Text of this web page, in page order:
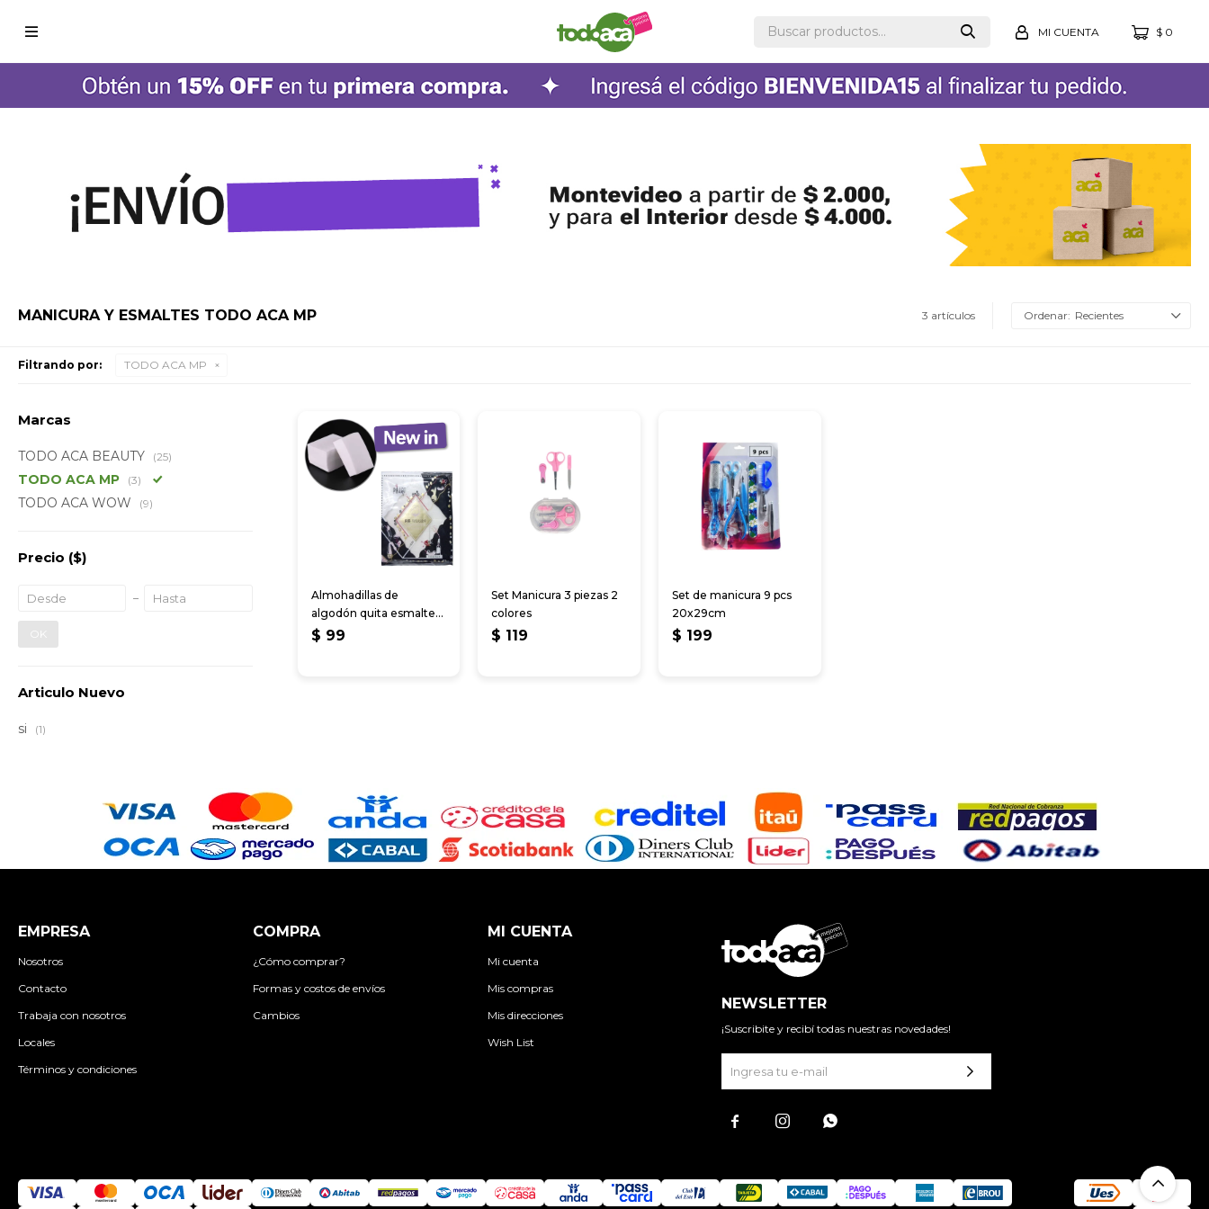
$ 0

MANICURA Y ESMALTES TODO ACA MP 3 artículos Recientes
Filtrando por: TODO ACA MP
Almohadillas de
algodón quita esmalte
de uñas
$ 99
Set Manicura 3 piezas 2
colores
$ 119
Set de manicura 9 pcs
20x29cm
$ 199
Marcas
TODO ACA BEAUTY (25)
TODO ACA MP (3)
TODO ACA WOW (9)
Precio ($)
OK
Articulo Nuevo
si (1)
EMPRESA
Nosotros
Contacto
Trabaja con nosotros
Locales
Términos y condiciones
COMPRA
¿Cómo comprar?
Formas y costos de envíos
Cambios
MI CUENTA
Mi cuenta
Mis compras
Mis direcciones
Wish List
NEWSLETTER
¡Suscribite y recibí todas nuestras novedades!
  